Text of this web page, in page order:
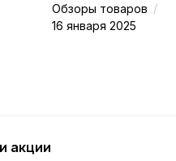
Обзоры товаров /
16 января 2025
акции